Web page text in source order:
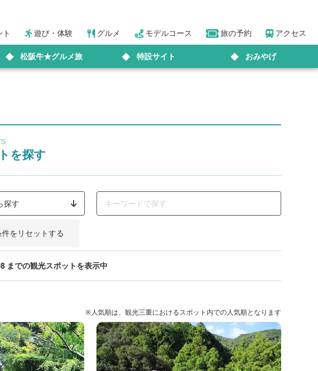
ト 遊び・体験 グルメ モデルコース 旅の予約 アクセス
松阪牛★グルメ旅 特設サイト おみやげ
を探す
探す
をリセットする
までの観光スポットを表示中
※人気順は、観光三重におけるスポット内での人気順となります